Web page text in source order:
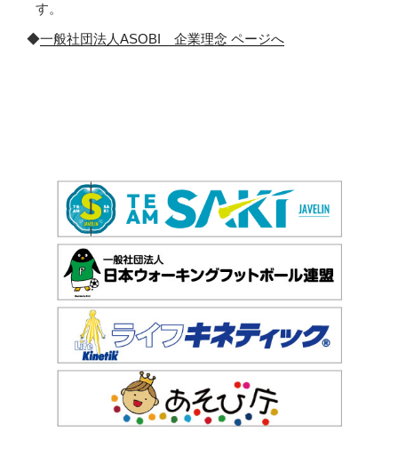
す。
◆一般社団法人ASOBI 企業理念 ページへ